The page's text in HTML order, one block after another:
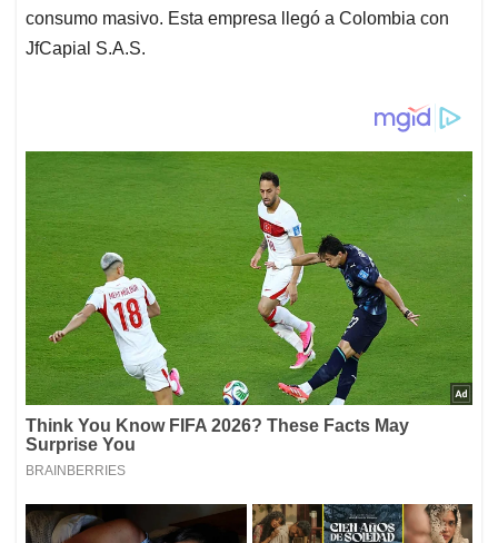
consumo masivo. Esta empresa llegó a Colombia con
JfCapial S.A.S.